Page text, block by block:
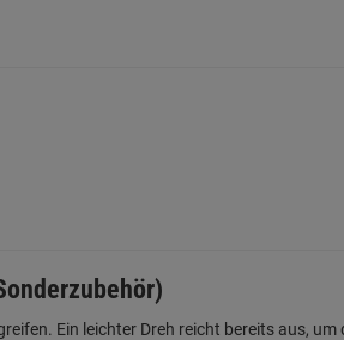
Ein leichter Dreh reicht bereits aus,